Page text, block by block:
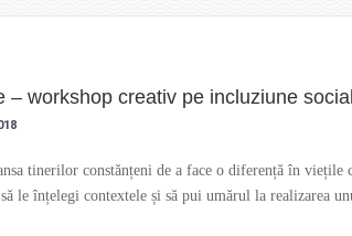
– workshop creativ pe incluziune
tinerilor constănțeni de a face o diferență în
le înțelegi contextele și să pui umărul la realizarea